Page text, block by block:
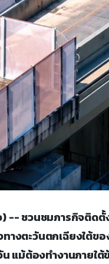
) -- ชวนชมภารกิจติด
างตะวันตกเฉียงใต้
น แม้ต้องทำงานภาย